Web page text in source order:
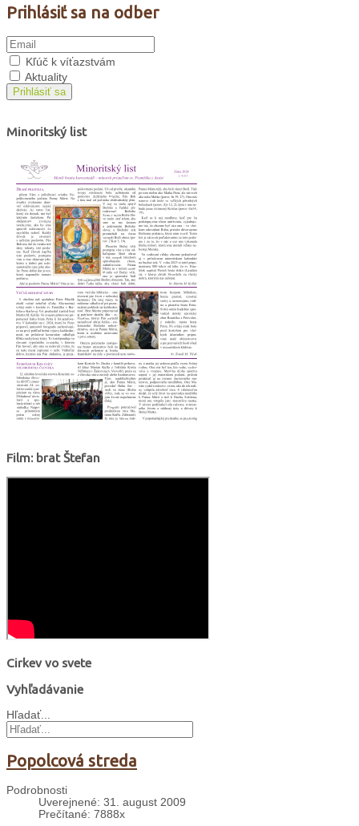
Prihlásiť sa na odber
Kľúč k víťazstvám
Aktuality
Prihlásiť sa
Minoritský list
Film: brat Štefan
Cirkev vo svete
Vyhľadávanie
Hľadať...
Popolcová streda
Podrobnosti
Uverejnené: 31. august 2009
Prečítané: 7888x